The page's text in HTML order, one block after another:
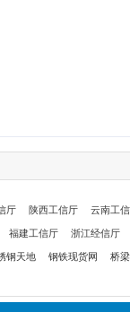
厅 陕西工信厅 云南工
福建工信厅 浙江经信厅
钢天地 钢铁现货网 桥